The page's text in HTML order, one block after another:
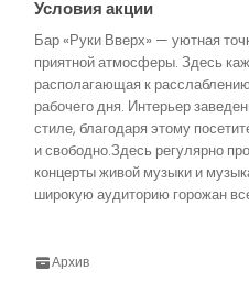
Условия акции
Бар «Руки Вверх» — уютная
приятной атмосферы. Здесь
располагающая к
рабочего дня. Интерьер
стиле, благодаря этому
и свободно.Здесь регулярно
концерты живой музыки и
широкую аудиторию горожан
Архив